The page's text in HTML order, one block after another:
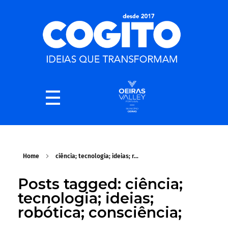
Home ciência; tecnologia; ideias; r...
Posts tagged: ciência;
tecnologia; ideias;
robótica; consciência;